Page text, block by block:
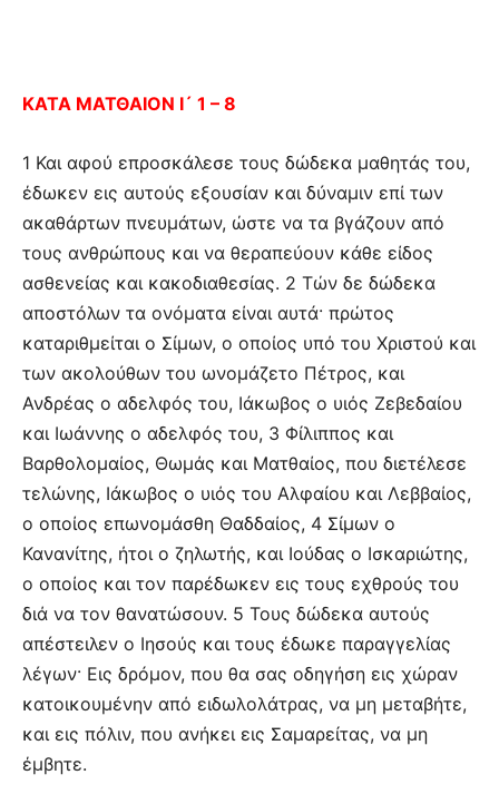
ΚΑΤΑ ΜΑΤΘΑΙΟΝ Ι´ 1 – 8
1 Και αφού επροσκάλεσε τους δώδεκα μαθητάς του,
έδωκεν εις αυτούς εξουσίαν και δύναμιν επί των
ακαθάρτων πνευμάτων, ώστε να τα βγάζουν από
τους ανθρώπους και να θεραπεύουν κάθε είδος
ασθενείας και κακοδιαθεσίας. 2 Τών δε δώδεκα
αποστόλων τα ονόματα είναι αυτά· πρώτος
καταριθμείται ο Σίμων, ο οποίος υπό του Χριστού και
των ακολούθων του ωνομάζετο Πέτρος, και
Ανδρέας ο αδελφός του, Ιάκωβος ο υιός Ζεβεδαίου
και Ιωάννης ο αδελφός του, 3 Φίλιππος και
Βαρθολομαίος, Θωμάς και Ματθαίος, που διετέλεσε
τελώνης, Ιάκωβος ο υιός του Αλφαίου και Λεββαίος,
ο οποίος επωνομάσθη Θαδδαίος, 4 Σίμων ο
Κανανίτης, ήτοι ο ζηλωτής, και Ιούδας ο Ισκαριώτης,
ο οποίος και τον παρέδωκεν εις τους εχθρούς του
διά να τον θανατώσουν. 5 Τους δώδεκα αυτούς
απέστειλεν ο Ιησούς και τους έδωκε παραγγελίας
λέγων· Εις δρόμον, που θα σας οδηγήση εις χώραν
κατοικουμένην από ειδωλολάτρας, να μη μεταβήτε,
και εις πόλιν, που ανήκει εις Σαμαρείτας, να μη
έμβητε.